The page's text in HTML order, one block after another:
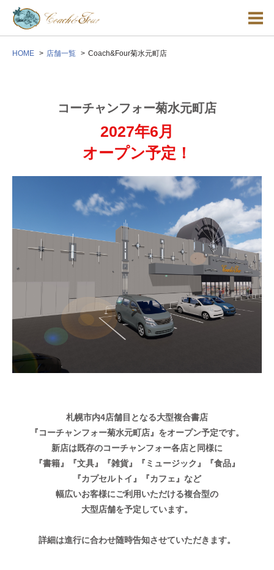
HOME 店舗一覧 Coach&Four菊水元町店
コーチャンフォー菊水元町店
2027年6月
オープン予定！
札幌市内4店舗目となる大型複合書店
『コーチャンフォー菊水元町店』をオープン予定です。
新店は既存のコーチャンフォー各店と同様に
『書籍』『文具』『雑貨』『ミュージック』『食品』
『カプセルトイ』『カフェ』など
幅広いお客様にご利用いただける複合型の
大型店舗を予定しています。
詳細は進行に合わせ随時告知させていただきます。